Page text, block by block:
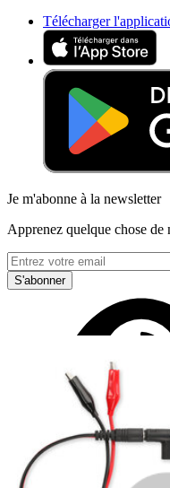
Télécharger
Je m'abonne à la newsletter
Apprenez quelque chose de
S'abonner
dernières éditions
Aidez à traduire